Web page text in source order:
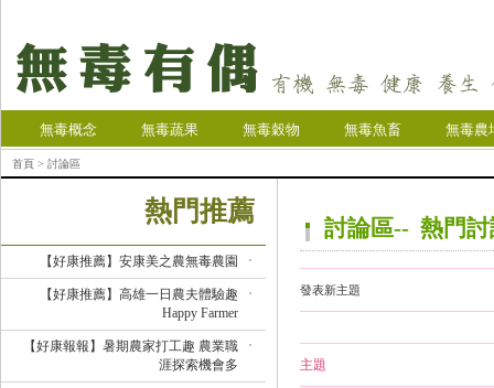
無毒概念 無毒蔬果 無毒穀物 無毒魚畜 無毒農
首頁 > 討論區
熱門推薦
【好康推薦】安康美之農無毒農園
【好康推薦】高雄一日農夫體驗趣
Happy Farmer
【好康報報】暑期農家打工趣 農業職
涯探索機會多
討論區-- 熱門討
發表新主題
主題